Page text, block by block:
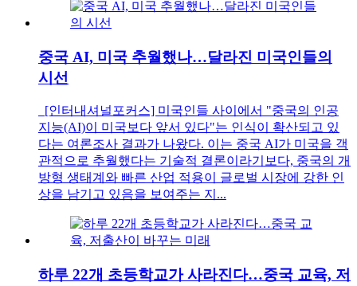
중국 AI, 미국 추월했나…달라진 미국인들의
시선
[인터내셔널포커스] 미국인들 사이에서 "중국의 인공
지능(AI)이 미국보다 앞서 있다"는 인식이 확산되고 있
다는 여론조사 결과가 나왔다. 이는 중국 AI가 미국을 객
관적으로 추월했다는 기술적 결론이라기보다, 중국의 개
방형 생태계와 빠른 산업 적용이 글로벌 시장에 강한 인
상을 남기고 있음을 보여주는 지...
하루 22개 초등학교가 사라진다…중국 교육, 저